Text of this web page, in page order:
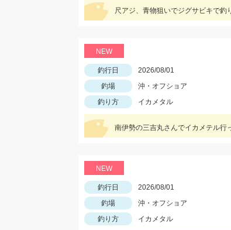
NEW
釣行日 2026/08/01
釣場
沖・オフショア
釣り方
イカメタル
NEW
釣行日 2026/08/01
釣場
沖・オフショア
釣り方
イカメタル